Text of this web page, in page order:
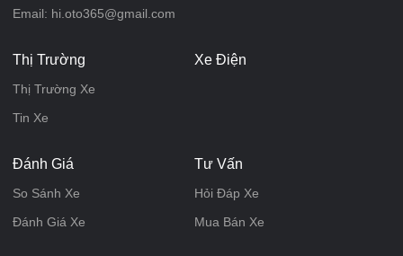
Email: hi.oto365@gmail.com
Thị Trường
Thị Trường Xe
Tin Xe
Xe Điện
Đánh Giá
So Sánh Xe
Đánh Giá Xe
Tư Vấn
Hỏi Đáp Xe
Mua Bán Xe